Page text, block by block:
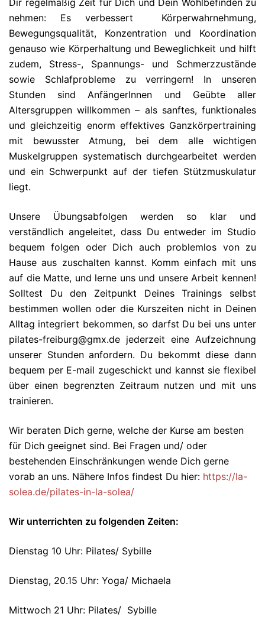
Dir regelmäßig Zeit für Dich und Dein Wohlbefinden zu
nehmen: Es verbessert Körperwahrnehmung,
Bewegungsqualität, Konzentration und Koordination
genauso wie Körperhaltung und Beweglichkeit und hilft
zudem, Stress-, Spannungs- und Schmerzzustände
sowie Schlafprobleme zu verringern! In unseren
Stunden sind AnfängerInnen und Geübte aller
Altersgruppen willkommen – als sanftes, funktionales
und gleichzeitig enorm effektives Ganzkörpertraining
mit bewusster Atmung, bei dem alle wichtigen
Muskelgruppen systematisch durchgearbeitet werden
und ein Schwerpunkt auf der tiefen Stützmuskulatur
liegt.
Unsere Übungsabfolgen werden so klar und
verständlich angeleitet, dass Du entweder im Studio
bequem folgen oder Dich auch problemlos von zu
Hause aus zuschalten kannst. Komm einfach mit uns
auf die Matte, und lerne uns und unsere Arbeit kennen!
Solltest Du den Zeitpunkt Deines Trainings selbst
bestimmen wollen oder die Kurszeiten nicht in Deinen
Alltag integriert bekommen, so darfst Du bei uns unter
pilates-freiburg@gmx.de jederzeit eine Aufzeichnung
unserer Stunden anfordern. Du bekommt diese dann
bequem per E-mail zugeschickt und kannst sie flexibel
über einen begrenzten Zeitraum nutzen und mit uns
trainieren.
Wir beraten Dich gerne, welche der Kurse am besten
für Dich geeignet sind. Bei Fragen und/ oder
bestehenden Einschränkungen wende Dich gerne
vorab an uns. Nähere Infos findest Du hier: https://la-
solea.de/pilates-in-la-solea/
Wir unterrichten zu folgenden Zeiten:
Dienstag 10 Uhr: Pilates/ Sybille
Dienstag, 20.15 Uhr: Yoga/ Michaela
Mittwoch 21 Uhr: Pilates/ Sybille